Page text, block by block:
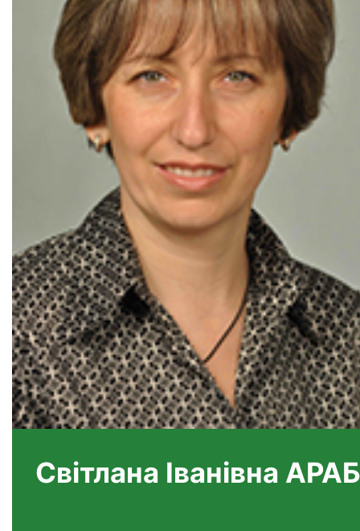
Світлана Іванівна